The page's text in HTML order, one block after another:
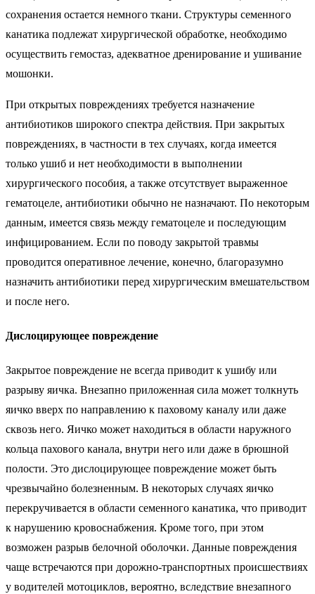
сохранения остается немного ткани. Структуры семенного
канатика подлежат хирургической обработке, необходимо
осуществить гемостаз, адекватное дренирование и ушивание
мошонки.
При открытых повреждениях требуется назначение
антибиотиков широкого спектра действия. При закрытых
повреждениях, в частности в тех случаях, когда имеется
только ушиб и нет необходимости в выполнении
хирургического пособия, а также отсутствует выраженное
гематоцеле, антибиотики обычно не назначают. По некоторым
данным, имеется связь между гематоцеле и последующим
инфицированием. Если по поводу закрытой травмы
проводится оперативное лечение, конечно, благоразумно
назначить антибиотики перед хирургическим вмешательством
и после него.
Дислоцирующее повреждение
Закрытое повреждение не всегда приводит к ушибу или
разрыву яичка. Внезапно приложенная сила может толкнуть
яичко вверх по направлению к паховому каналу или даже
сквозь него. Яичко может находиться в области наружного
кольца пахового канала, внутри него или даже в брюшной
полости. Это дислоцирующее повреждение может быть
чрезвычайно болезненным. В некоторых случаях яичко
перекручивается в области семенного канатика, что приводит
к нарушению кровоснабжения. Кроме того, при этом
возможен разрыв белочной оболочки. Данные повреждения
чаще встречаются при дорожно-транспортных происшествиях
у водителей мотоциклов, вероятно, вследствие внезапного